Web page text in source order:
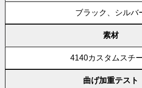
ブラック、シルバ
素材
4140カスタムスチ
曲げ加重テスト